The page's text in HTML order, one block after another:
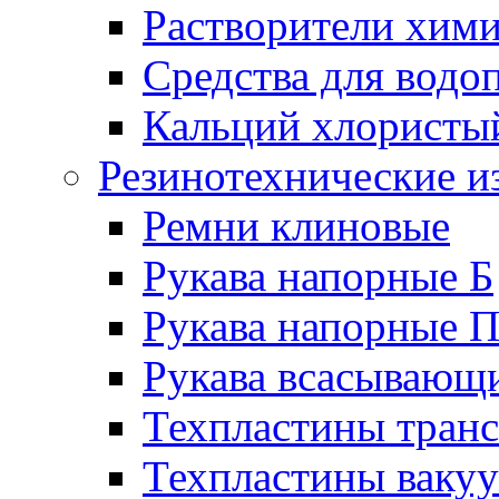
Растворители
Средства для
Кальций
Резинотехнические
Ремни клиновые
Рукава напорные Б
Рукава напорные П
Рукава
Техпластины
Техпластины